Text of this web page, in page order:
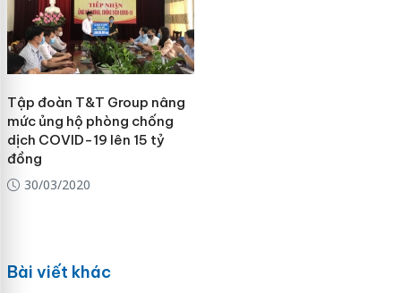
Tập đoàn T&T Group nâng
mức ủng hộ phòng chống
dịch COVID-19 lên 15 tỷ
đồng
30/03/2020
Bài viết khác